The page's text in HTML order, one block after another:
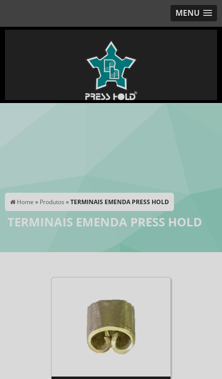
MENU
Home » Produtos »TERMINAIS EMENDA PRESS HOLD
TERMINAIS EMENDA PRESS HOLD